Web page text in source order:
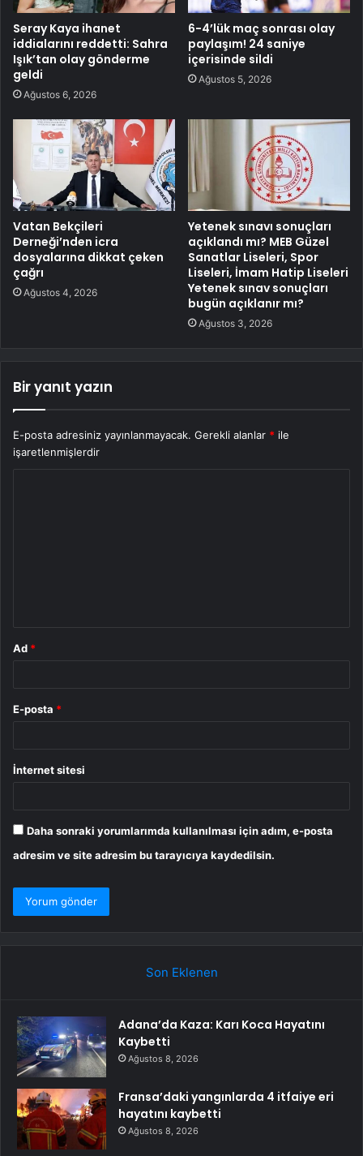
Seray Kaya ihanet
iddialarını reddetti: Sahra
Işık’tan olay gönderme
geldi
Ağustos 6, 2026
6-4’lük maç sonrası olay
paylaşım! 24 saniye
içerisinde sildi
Ağustos 5, 2026
Vatan Bekçileri
Derneği’nden icra
dosyalarına dikkat çeken
çağrı
Ağustos 4, 2026
Yetenek sınavı sonuçları
açıklandı mı? MEB Güzel
Sanatlar Liseleri, Spor
Liseleri, İmam Hatip Liseleri
Yetenek sınav sonuçları
bugün açıklanır mı?
Ağustos 3, 2026
Bir yanıt yazın
E-posta adresiniz yayınlanmayacak. Gerekli alanlar * ile
işaretlenmişlerdir
Ad *
E-posta *
İnternet sitesi
Daha sonraki yorumlarımda kullanılması için adım, e-posta
adresim ve site adresim bu tarayıcıya kaydedilsin.
Son Eklenen
Adana’da Kaza: Karı Koca Hayatını
Kaybetti
Ağustos 8, 2026
Fransa’daki yangınlarda 4 itfaiye eri
hayatını kaybetti
Ağustos 8, 2026